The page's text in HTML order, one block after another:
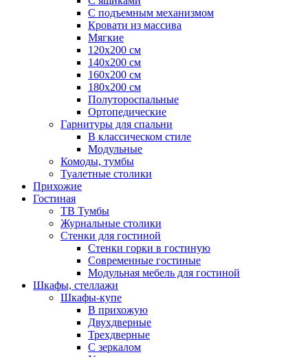
С подъемным механизмом
Кровати из массива
Мягкие
120х200 см
140х200 см
160х200 см
180х200 см
Полутороспальные
Ортопедические
Гарнитуры для спальни
В классическом стиле
Модульные
Комоды, тумбы
Туалетные столики
Прихожие
Гостиная
ТВ Тумбы
Журнальные столики
Стенки для гостиной
Стенки горки в гостиную
Современные гостиные
Модульная мебель для гостиной
Шкафы, стеллажи
Шкафы-купе
В прихожую
Двухдверные
Трехдверные
С зеркалом